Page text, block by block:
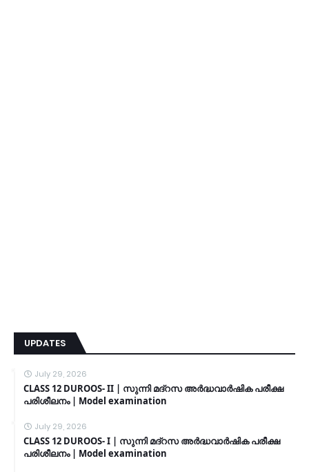
UPDATES
July 29, 2026
CLASS 12 DUROOS- II | സുന്നി മദ്റസ അർദ്ധവാർഷിക പരീക്ഷ
പരിശീലനം | Model examination
July 29, 2026
CLASS 12 DUROOS- I | സുന്നി മദ്റസ അർദ്ധവാർഷിക പരീക്ഷ
പരിശീലനം | Model examination